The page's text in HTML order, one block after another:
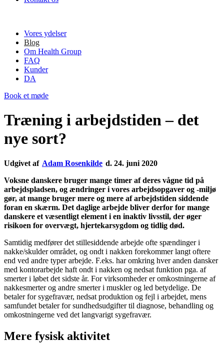
Vores ydelser
Blog
Om Health Group
FAQ
Kunder
DA
Book et møde
Træning i arbejdstiden – det
nye sort?
Udgivet af Adam Rosenkilde d. 24. juni 2020
Voksne danskere bruger mange timer af deres vågne tid på
arbejdspladsen, og ændringer i vores arbejdsopgaver og -miljø
gør, at mange bruger mere og mere af arbejdstiden siddende
foran en skærm. Det daglige arbejde bliver derfor for mange
danskere et væsentligt element i en inaktiv livsstil, der øger
risikoen for overvægt, hjertekarsygdom og tidlig død.
Samtidig medfører det stillesiddende arbejde ofte spændinger i
nakke/skulder området, og ondt i nakken forekommer langt oftere
end ved andre typer arbejde. F.eks. har omkring hver anden dansker
med kontorarbejde haft ondt i nakken og nedsat funktion pga. af
smerter i løbet det sidste år. For virksomheder er omkostningerne af
nakkesmerter og andre smerter i muskler og led betydelige. De
betaler for sygefravær, nedsat produktion og fejl i arbejdet, mens
samfundet betaler for sundhedsudgifter til diagnose, behandling og
omkostningerne ved det langvarigt sygefravær.
Mere fysisk aktivitet